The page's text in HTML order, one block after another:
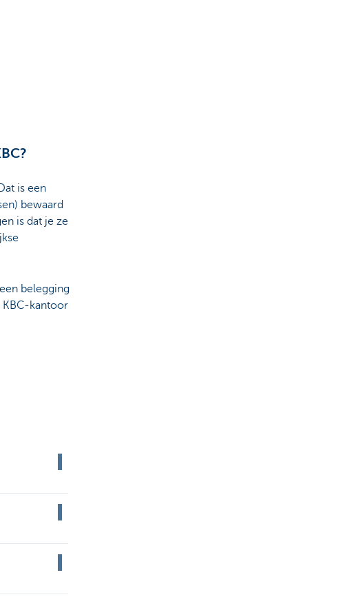
is een
bewaard
is dat je ze
belegging
KBC-kantoor